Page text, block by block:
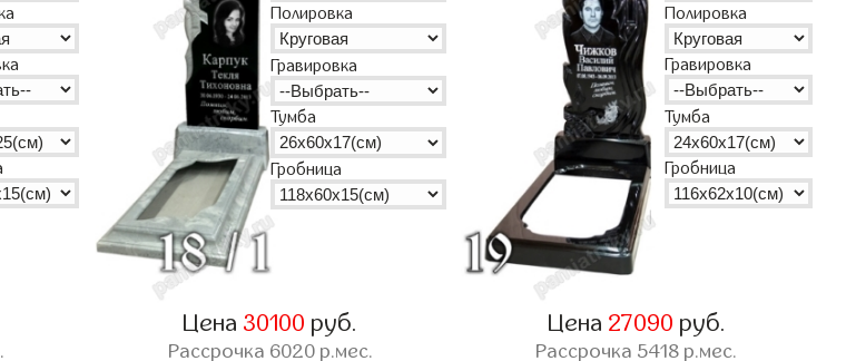
Полировка
Гравировка
Тумба
Гробница
Цена 30100 руб.
Рассрочка 6020р.мес.
Полировка
Гравировка
Тумба
Гробница
Цена 27090 руб.
Рассрочка 5418 р.мес.